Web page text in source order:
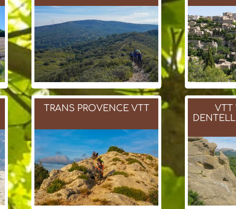
TRANS PROVENCE VTT
VTT